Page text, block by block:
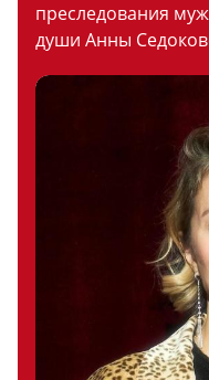
преследования
души Анны